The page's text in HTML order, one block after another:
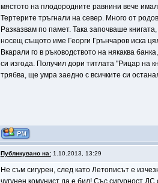
мястото на плодородните равнини вече
Тертерите тръгнали на север. Много от
Разказвам по памет. Така започваше
носещ същото име Георги Грънчаров иска
Вкарали го в ръководството на някаква
си изгода. Получил дори титлата "Рицар на
трябва, ще умра заедно с всичките си
Публикувано на:1.10.2013, 13:29
Не съм сигурен, след като Летописът е
чугунен комунист да е бил! Със сигурност